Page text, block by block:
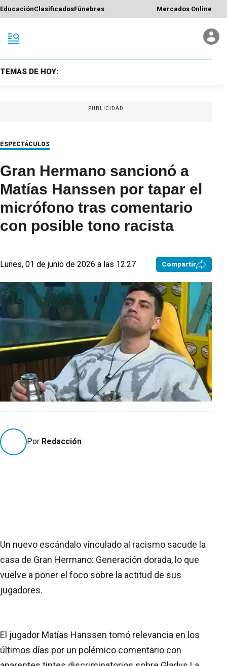
EducaciónClasificadosFúnebres Mercados Online
TEMAS DE HOY:
PUBLICIDAD
ESPECTÁCULOS
Gran Hermano sancionó a
Matías Hanssen por tapar el
micrófono tras comentario
con posible tono racista
Lunes, 01 de junio de 2026 a las 12:27 Compartir
Por Redacción
Un nuevo escándalo vinculado al racismo sacude la
casa de Gran Hermano: Generación dorada, lo que
vuelve a poner el foco sobre la actitud de sus
jugadores.
El jugador Matías Hanssen tomó relevancia en los
últimos días por un polémico comentario con